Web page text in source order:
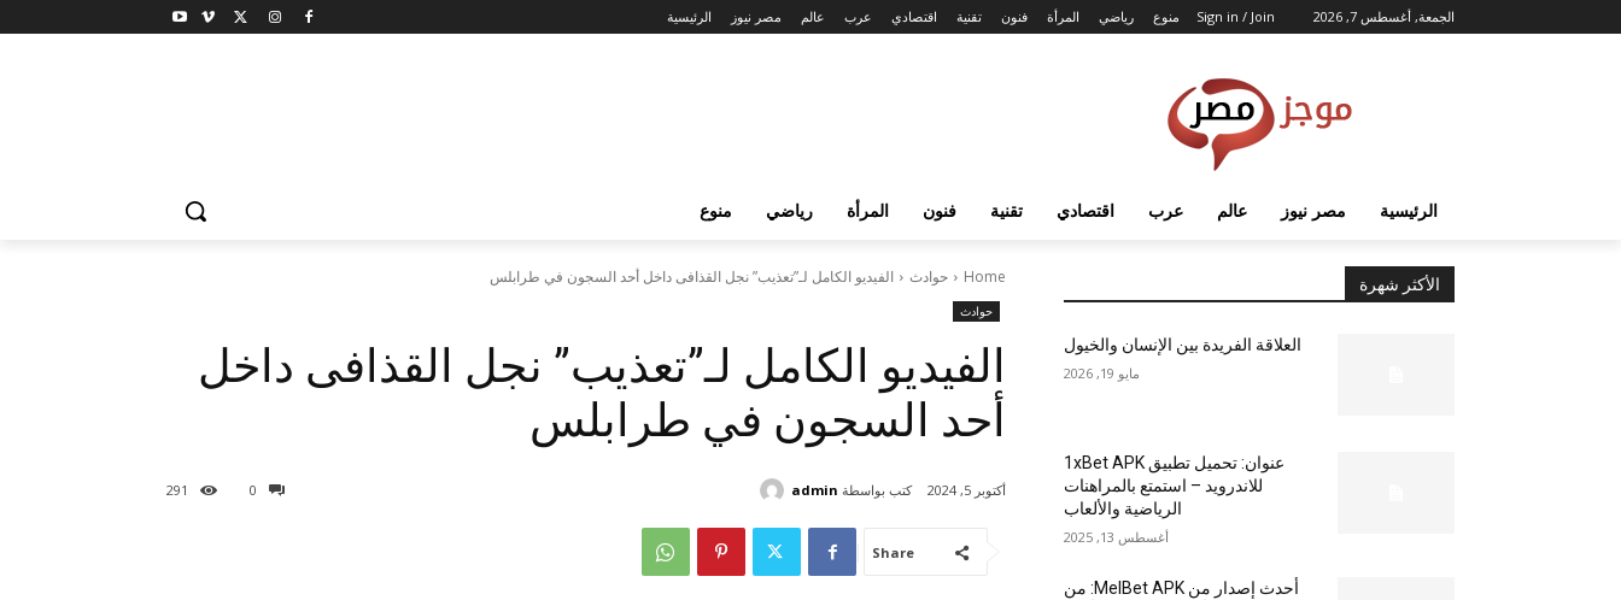
الجمعة, أغسطس 7, 2026 Sign in / Join الرئيسية مصر نيوز عالم عرب اقتصادي تقنية فنون المرأة رياضي منوع
الرئيسية مصر نيوز عالم عرب اقتصادي تقنية فنون المرأة رياضي منوع
Home حوادث الفيديو الكامل لـ”تعذيب” نجل القذافى داخل أحد السجون في طرابلس
حوادث
الفيديو الكامل لـ”تعذيب” نجل القذافى داخل
أحد السجون في طرابلس
0
291 أكتوبر 5, 2024 كتب بواسطة admin
Share
الأكثر شهرة
العلاقة الفريدة بين الإنسان والخيول
مايو 19, 2026
عنوان: تحميل تطبيق 1xBet APK
للاندرويد – استمتع بالمراهنات
الرياضية والألعاب
أغسطس 13, 2025
أحدث إصدار من MelBet APK: من